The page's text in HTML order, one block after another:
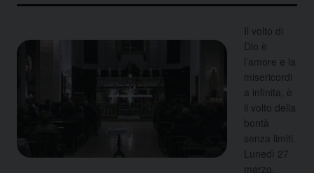
Il volto di
Dio è
l’amore e la
misericordi
a infinita, è
il volto della
bontà
senza limiti.
Lunedì 27
marzo,